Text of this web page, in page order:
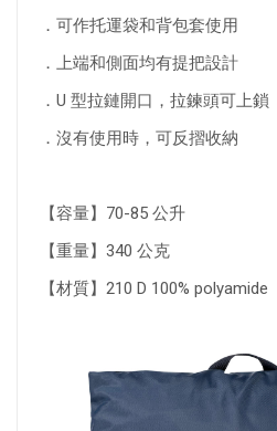
．可作托運袋和背包套使用
．上端和側面均有提把設計
．U 型拉鏈開口，拉鍊頭可上鎖
．沒有使用時，可反摺收納
【容量】70-85 公升
【重量】340 公克
【材質】210 D 100% polyamide